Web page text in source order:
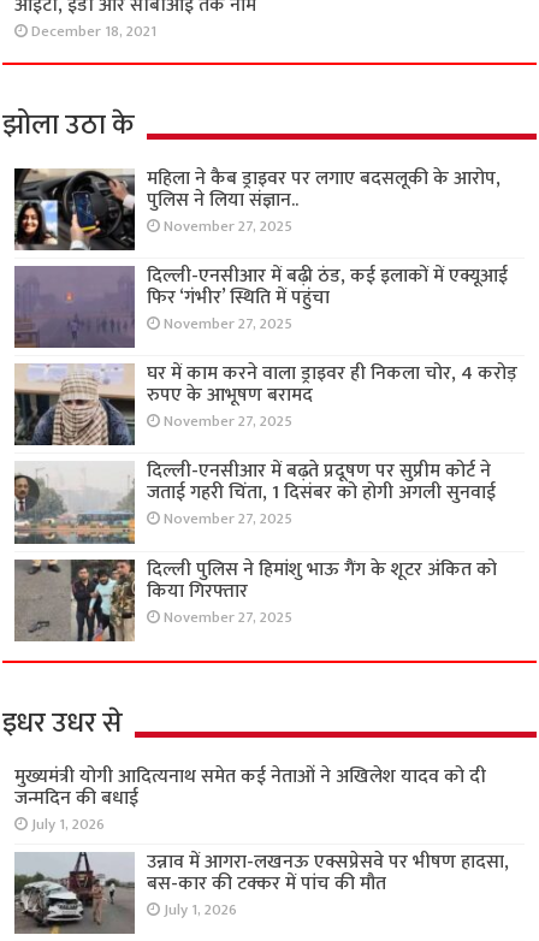
December 18, 2021
झोला उठा के
महिला ने कैब ड्राइवर पर लगाए बदसलूकी के आरोप,
पुलिस ने लिया संज्ञान..
November 27, 2025
दिल्ली-एनसीआर में बढ़ी ठंड, कई इलाकों में एक्यूआई
फिर ‘गंभीर’ स्थिति में पहुंचा
November 27, 2025
घर में काम करने वाला ड्राइवर ही निकला चोर, 4 करोड़
रुपए के आभूषण बरामद
November 27, 2025
दिल्ली-एनसीआर में बढ़ते प्रदूषण पर सुप्रीम कोर्ट ने
जताई गहरी चिंता, 1 दिसंबर को होगी अगली सुनवाई
November 27, 2025
दिल्ली पुलिस ने हिमांशु भाऊ गैंग के शूटर अंकित को
किया गिरफ्तार
November 27, 2025
इधर उधर से
मुख्यमंत्री योगी आदित्यनाथ समेत कई नेताओं ने अखिलेश यादव को दी
जन्मदिन की बधाई
July 1, 2026
उन्नाव में आगरा-लखनऊ एक्सप्रेसवे पर भीषण हादसा,
बस-कार की टक्कर में पांच की मौत
July 1, 2026